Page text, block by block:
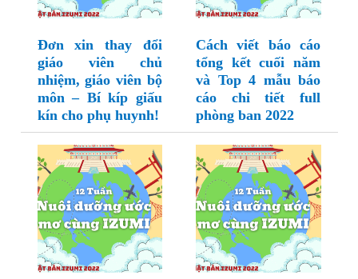
Đơn xin thay đổi
giáo viên chủ
nhiệm, giáo viên bộ
môn – Bí kíp giấu
kín cho phụ huynh!
Cách viết báo cáo
tổng kết cuối năm
và Top 4 mẫu báo
cáo chi tiết full
phòng ban 2022